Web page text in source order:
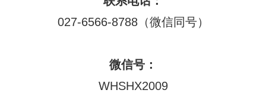
027-6566-8788（微信同号）
微信号：
WHSHX2009